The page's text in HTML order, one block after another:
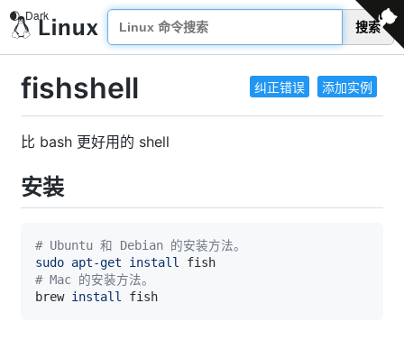
搜索
纠正错误 添加实例
fishshell
比 bash 更好用的 shell
安装
# Ubuntu 和 Debian 的安装方法。
sudo apt-get install
# Mac 的安装方法。
brew install